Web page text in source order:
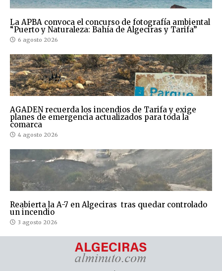
La APBA convoca el concurso de fotografía ambiental
“Puerto y Naturaleza: Bahía de Algeciras y Tarifa”
6 agosto 2026
AGADEN recuerda los incendios de Tarifa y exige
planes de emergencia actualizados para toda la
comarca
4 agosto 2026
Reabierta la A-7 en Algeciras tras quedar controlado
un incendio
3 agosto 2026